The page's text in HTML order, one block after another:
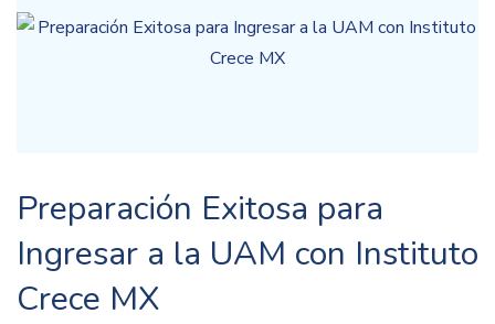
Preparación Exitosa para
Ingresar a la UAM con Instituto
Crece MX